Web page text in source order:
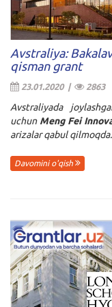
Avstraliya:
qisman grant
23.01.2020 | 2863
Avstraliyada
uchun Meng Fei
arizalar qabul
Davomini o'qish